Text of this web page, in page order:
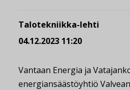
Talotekniikka-lehti
04.12.2023 11:20
Vantaan Energia ja
energiansäästöyhtiö